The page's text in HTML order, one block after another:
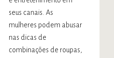
seus canais. As
mulheres podem abusar
nas dicas de
combinações de roupas,